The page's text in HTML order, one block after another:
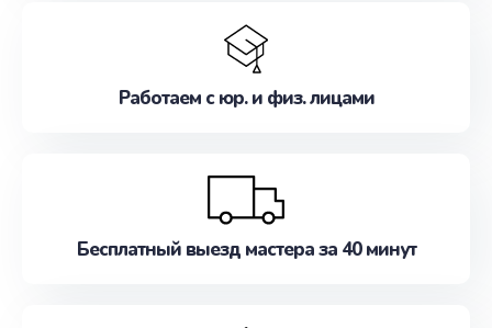
Работаем с юр. и физ. лицами
Бесплатный выезд мастера за 40 минут